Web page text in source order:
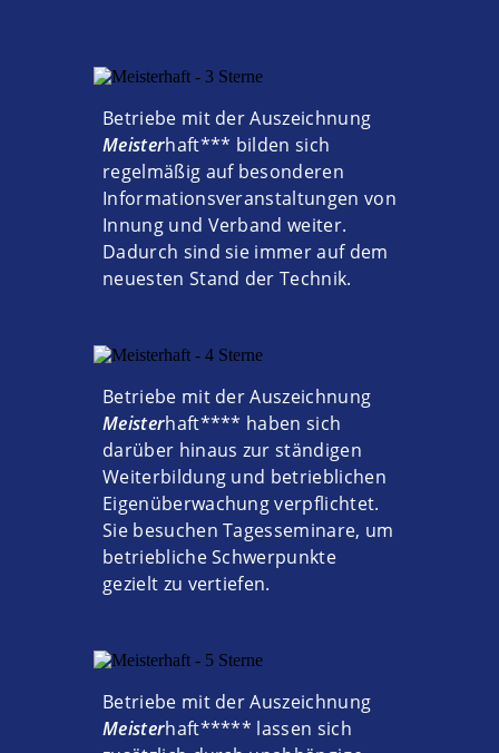
Betriebe mit der Auszeichnung
Meisterhaft*** bilden sich
regelmäßig auf besonderen
Informationsveranstaltungen von
Innung und Verband weiter.
Dadurch sind sie immer auf dem
neuesten Stand der Technik.
Betriebe mit der Auszeichnung
Meisterhaft**** haben sich
darüber hinaus zur ständigen
Weiterbildung und betrieblichen
Eigenüberwachung verpflichtet.
Sie besuchen Tagesseminare, um
betriebliche Schwerpunkte
gezielt zu vertiefen.
Betriebe mit der Auszeichnung
Meisterhaft***** lassen sich